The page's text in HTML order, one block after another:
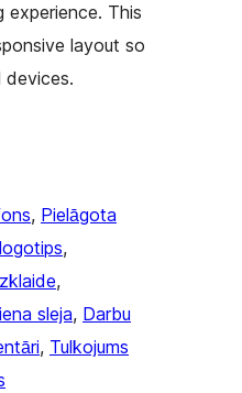
experience. This
layout so
, Pielāgota
sleja, Darbu
, Tulkojums